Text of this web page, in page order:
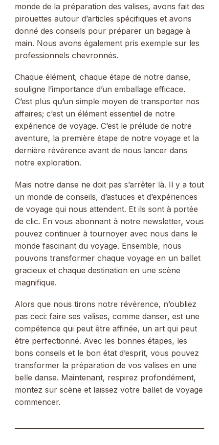
monde de la préparation des valises, avons fait des
pirouettes autour d’articles spécifiques et avons
donné des conseils pour préparer un bagage à
main. Nous avons également pris exemple sur les
professionnels chevronnés.
Chaque élément, chaque étape de notre danse,
souligne l’importance d’un emballage efficace.
C’est plus qu’un simple moyen de transporter nos
affaires; c’est un élément essentiel de notre
expérience de voyage. C’est le prélude de notre
aventure, la première étape de notre voyage et la
dernière révérence avant de nous lancer dans
notre exploration.
Mais notre danse ne doit pas s’arrêter là. Il y a tout
un monde de conseils, d’astuces et d’expériences
de voyage qui nous attendent. Et ils sont à portée
de clic. En vous abonnant à notre newsletter, vous
pouvez continuer à tournoyer avec nous dans le
monde fascinant du voyage. Ensemble, nous
pouvons transformer chaque voyage en un ballet
gracieux et chaque destination en une scène
magnifique.
Alors que nous tirons notre révérence, n’oubliez
pas ceci: faire ses valises, comme danser, est une
compétence qui peut être affinée, un art qui peut
être perfectionné. Avec les bonnes étapes, les
bons conseils et le bon état d’esprit, vous pouvez
transformer la préparation de vos valises en une
belle danse. Maintenant, respirez profondément,
montez sur scène et laissez votre ballet de voyage
commencer.